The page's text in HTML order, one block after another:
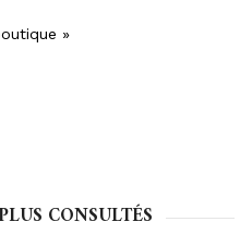
»
CONSULTÉS